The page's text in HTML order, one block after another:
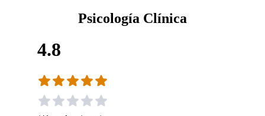
Psicología Clínica
4.8